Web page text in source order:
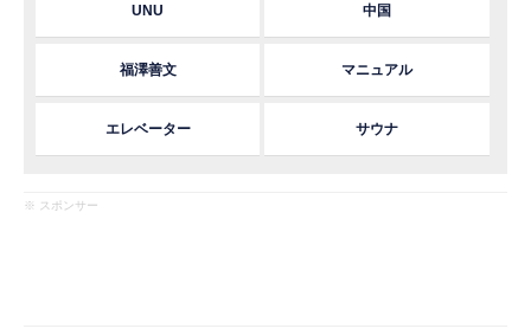
UNU 中国
福澤善文 マニュアル
エレベーター サウナ
※ スポンサー